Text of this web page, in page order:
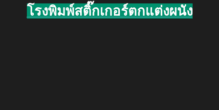
โรงพิมพ์สติ๊กเกอร์ตกแต่งผนัง